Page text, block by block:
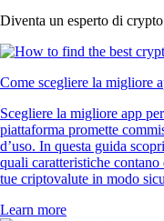
Diventa un esperto di crypto
Come scegliere la migliore
Scegliere la migliore app
piattaforma promette
d’uso. In questa guida
quali caratteristiche
tue criptovalute in modo
Learn more